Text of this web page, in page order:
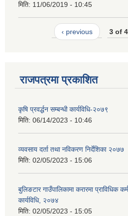
मिति: 11/06/2019 - 10:45
‹ previous 3 of 4
राजपत्रमा प्रकाशित
कृषि प्रवर्द्धन सम्बन्धी कार्यविधि-२०७९
मिति: 06/14/2023 - 10:46
व्यवसाय दर्ता तथा नविकरण निर्देशिका २०७७
मिति: 02/05/2023 - 15:06
बुलिङटार गाउँपालिकामा करारमा प्राविधिक
कार्यविधि, २०७४
मिति: 02/05/2023 - 15:05